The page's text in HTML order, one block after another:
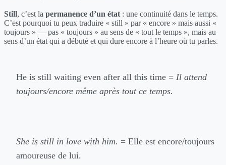
Still, c’est la permanence d’un état : une continuité dans le temps.
C’est pourquoi tu peux traduire « still » par « encore » mais aussi «
toujours » — pas « toujours » au sens de « tout le temps », mais au
sens d’un état qui a débuté et qui dure encore à l’heure où tu parles.
He is still waiting even after all this time = Il attend
toujours/encore même après tout ce temps.
She is still in love with him. = Elle est encore/toujours
amoureuse de lui.